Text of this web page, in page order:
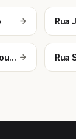
Rua
Rua Paraná dos Mouras Rua